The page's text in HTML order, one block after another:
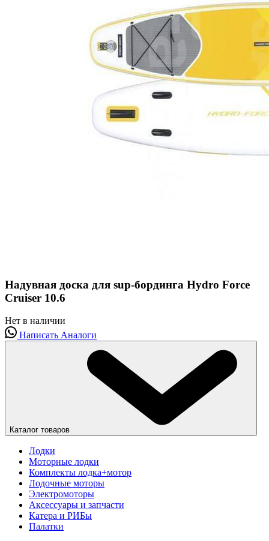
Надувная доска для sup-бординга Hydro Force
Cruiser 10.6
Нет в наличии
Написать Аналоги
Каталог товаров
Лодки
Моторные лодки
Комплекты лодка+мотор
Лодочные моторы
Электромоторы
Аксессуары и запчасти
Катера и РИБы
Палатки